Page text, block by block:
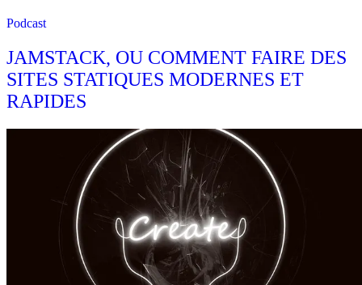
Podcast
JAMSTACK, OU COMMENT FAIRE DES
SITES STATIQUES MODERNES ET
RAPIDES